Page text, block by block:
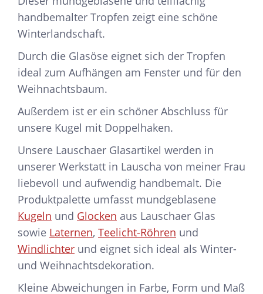
handbemalter Tropfen zeigt eine schöne
Winterlandschaft.
Durch die Glasöse eignet sich der Tropfen
ideal zum Aufhängen am Fenster und für den
Weihnachtsbaum.
Außerdem ist er ein schöner Abschluss für
unsere Kugel mit Doppelhaken.
Unsere Lauschaer Glasartikel werden in
unserer Werkstatt in Lauscha von meiner Frau
liebevoll und aufwendig handbemalt. Die
Produktpalette umfasst mundgeblasene
Kugeln und Glocken aus Lauschaer Glas
sowie Laternen, Teelicht-Röhren und
Windlichter und eignet sich ideal als Winter-
und Weihnachtsdekoration.
Kleine Abweichungen in Farbe, Form und Maß